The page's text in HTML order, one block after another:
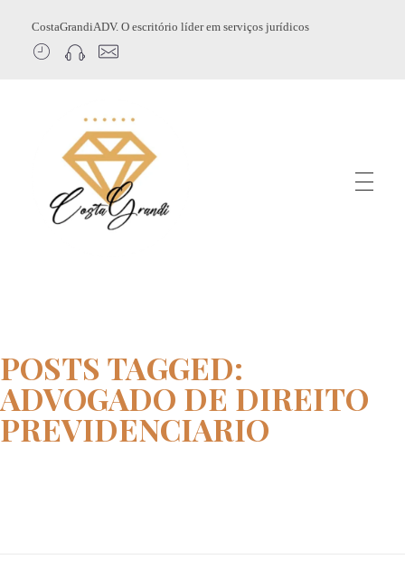
CostaGrandiADV. O escritório líder em serviços jurídicos
POSTS TAGGED:
ADVOGADO DE DIREITO
PREVIDENCIARIO